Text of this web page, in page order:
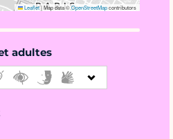
Leaflet|Map data ©OpenStreetMapcontributors
adultes